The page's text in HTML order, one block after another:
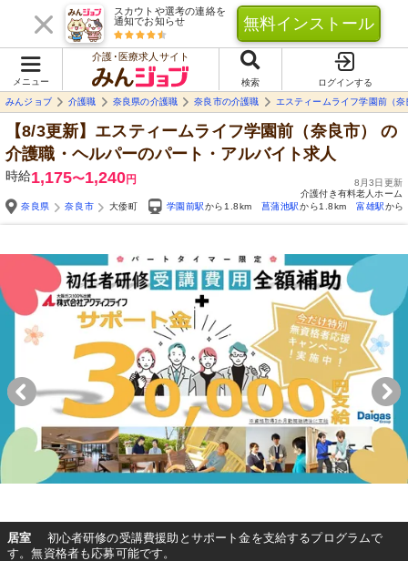
スカウトや選考の連絡を
通知でお知らせ
無料インストール
メニュー
介護･医療求人サイト
検索
ログインする
みんジョブ
介護職 奈良県の介護職 奈良市の介護職 エスティームライフ学園前（奈
【8/3更新】エスティームライフ学園前（奈良市）
の
介護職・ヘルパーのパート・アルバイト求人
時給1,175〜1,240円
8月3日更新
介護付き有料老人ホーム
奈良県
奈良市 大倭町 学園前駅から1.8km 菖蒲池駅から1.8km 富雄駅から
居室
初心者研修の受講費援助とサポート金を支給するプログラムで
す。無資格者も応募可能です。